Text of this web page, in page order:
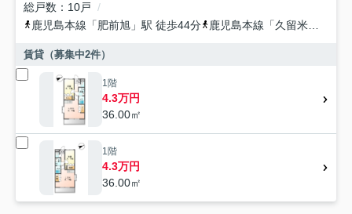
総戸数
10戸
鹿児島本線 「 肥前旭 」駅 徒歩44分 鹿児島本線 「久留米
賃貸（募集中2件）
1階
4.3万円
36.00㎡
1階
4.3万円
36.00㎡